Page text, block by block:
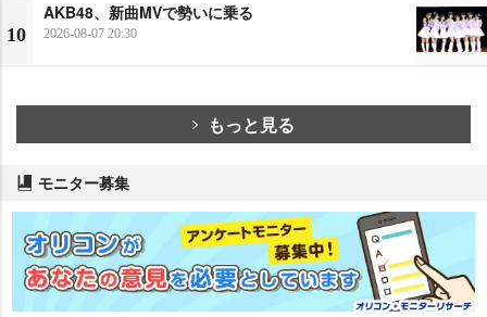
10
AKB48、新曲MVで勢いに乗る
2026-08-07 20:30
もっと見る
モニター募集